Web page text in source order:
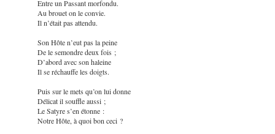
Entre un Passant morfondu.
Au brouet on le convie.
Il n’était pas attendu.
Son Hôte n’eut pas la peine
De le semondre deux fois ;
D’abord avec son haleine
Il se réchauffe les doigts.
Puis sur le mets qu’on lui donne
Délicat il souffle aussi ;
Le Satyre s’en étonne :
Notre Hôte, à quoi bon ceci ?